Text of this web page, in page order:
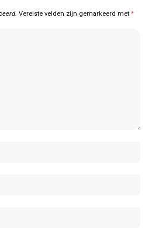
Vereiste velden zijn gemarkeerd met *